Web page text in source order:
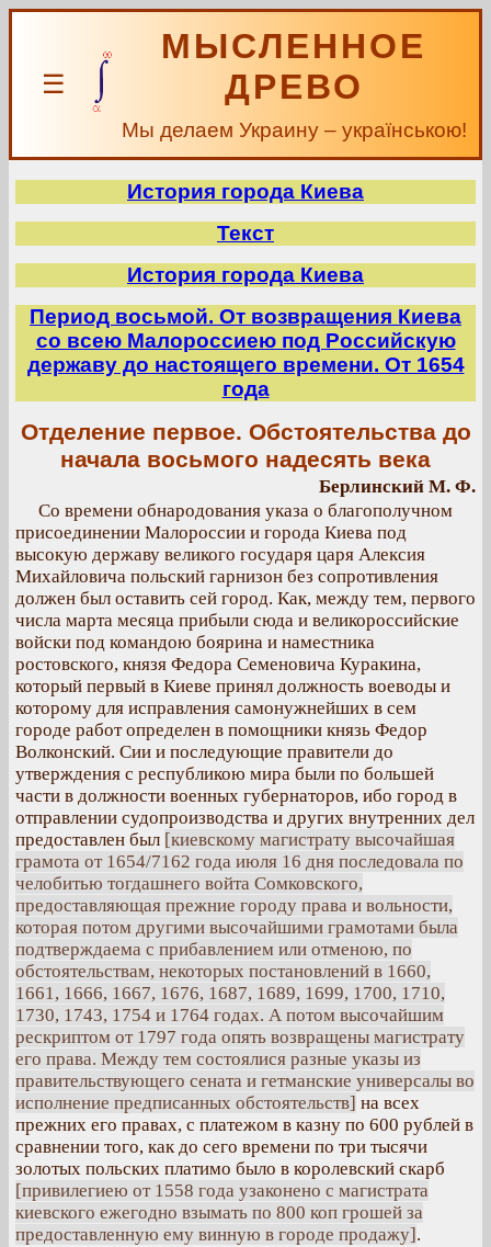
☰
МЫСЛЕННОЕ
ДРЕВО
Мы делаем Украину – українською!
История города Киева
Текст
История города Киева
Период восьмой. От возвращения Киева
со всею Малороссиею под Российскую
державу до настоящего времени. От 1654
года
Отделение первое. Обстоятельства до
начала восьмого надесять века
Берлинский М. Ф.
Со времени обнародования указа о благополучном
присоединении Малороссии и города Киева под
высокую державу великого государя царя Алексия
Михайловича польский гарнизон без сопротивления
должен был оставить сей город. Как, между тем, первого
числа марта месяца прибыли сюда и великороссийские
войски под командою боярина и наместника
ростовского, князя Федора Семеновича Куракина,
который первый в Киеве принял должность воеводы и
которому для исправления самонужнейших в сем
городе работ определен в помощники князь Федор
Волконский. Сии и последующие правители до
утверждения с республикою мира были по большей
части в должности военных губернаторов, ибо город в
отправлении судопроизводства и других внутренних дел
предоставлен был [киевскому магистрату высочайшая
грамота от 1654/7162 года июля 16 дня последовала по
челобитью тогдашнего войта Сомковского,
предоставляющая прежние городу права и вольности,
которая потом другими высочайшими грамотами была
подтверждаема с прибавлением или отменою, по
обстоятельствам, некоторых постановлений в 1660,
1661, 1666, 1667, 1676, 1687, 1689, 1699, 1700, 1710,
1730, 1743, 1754 и 1764 годах. А потом высочайшим
рескриптом от 1797 года опять возвращены магистрату
его права. Между тем состоялися разные указы из
правительствующего сената и гетманские универсалы во
исполнение предписанных обстоятельств] на всех
прежних его правах, с платежом в казну по 600 рублей в
сравнении того, как до сего времени по три тысячи
золотых польских платимо было в королевский скарб
[привилегиею от 1558 года узаконено с магистрата
киевского ежегодно взымать по 800 коп грошей за
предоставленную ему винную в городе продажу].